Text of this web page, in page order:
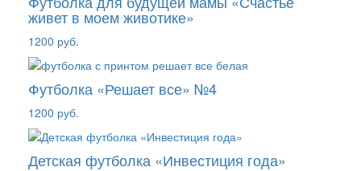
живет в моем животике»
1200 руб.
Футболка «Решает все» №4
1200 руб.
Детская футболка «Инвестиция года»